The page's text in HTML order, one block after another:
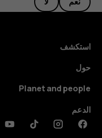
استكشف
حول
Planet and people
الدعم
Facebook
Instagram
Tiktok